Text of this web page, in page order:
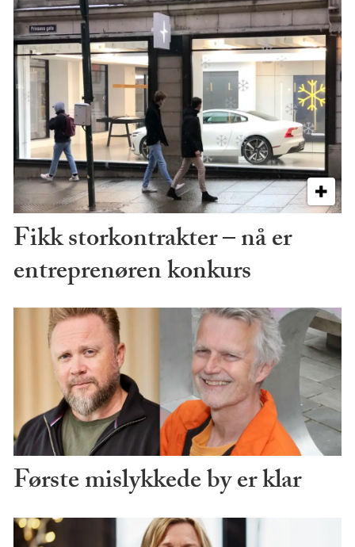
Fikk storkontrakter – nå er
entreprenøren konkurs
Første mislykkede by er klar